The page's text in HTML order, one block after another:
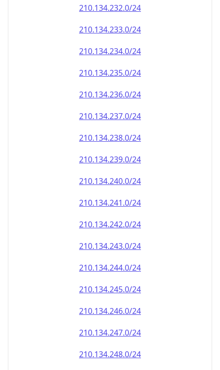
210.134.232.0/24
210.134.233.0/24
210.134.234.0/24
210.134.235.0/24
210.134.236.0/24
210.134.237.0/24
210.134.238.0/24
210.134.239.0/24
210.134.240.0/24
210.134.241.0/24
210.134.242.0/24
210.134.243.0/24
210.134.244.0/24
210.134.245.0/24
210.134.246.0/24
210.134.247.0/24
210.134.248.0/24